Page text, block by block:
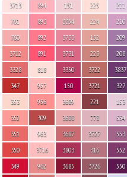
3713
761
760
3712
3328
347
353
352
351
350
349
894
893
892
891
818
957
956
309
963
3716
962
151
3354
3733
3731
3350
150
3689
3688
3687
3803
3685
225
224
152
223
3722
3721
221
778
3727
316
3726
211
210
209
208
3837
327
153
554
553
552
550